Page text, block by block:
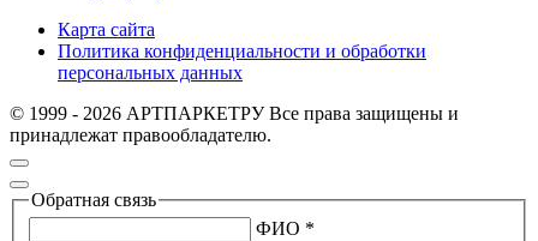
Карта сайта
Политика конфиденциальности и обработки
персональных данных
© 1999 - 2026 АРТПАРКЕТРУ Все права защищены и
принадлежат правообладателю.
Обратная связь
ФИО *